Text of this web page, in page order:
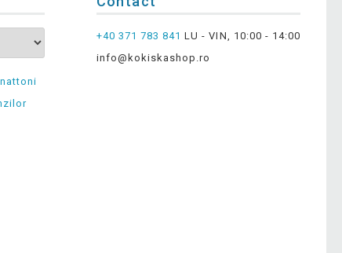
+40 371 783 841 LU - VIN, 10:00 - 14:00
info@kokiskashop.ro